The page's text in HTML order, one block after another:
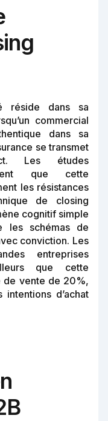
réside dans sa
commercial
dans sa
se transmet
Les études
que cette
les résistances
de closing
cognitif simple
les schémas de
conviction. Les
entreprises
que cette
de vente de 20%,
d’achat